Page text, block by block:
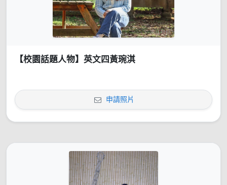
【校園話題人物】英文四黃琬淇
申請照片